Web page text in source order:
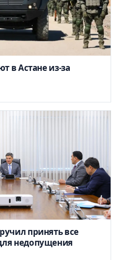
в Астане из-за
принять все
недопущения